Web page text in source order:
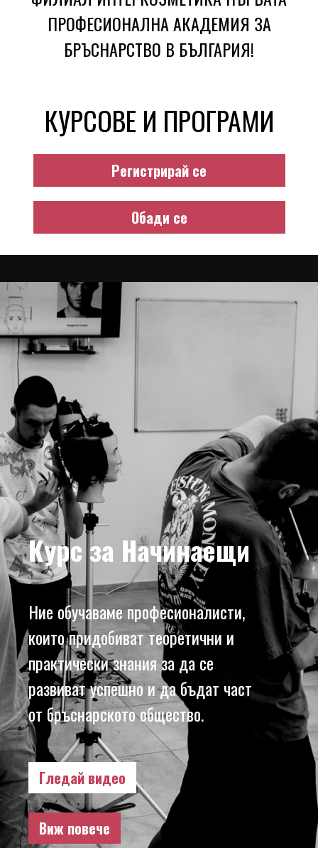
ПРОФЕСИОНАЛНА АКАДЕМИЯ ЗА
БРЪСНАРСТВО В БЪЛГАРИЯ!
КУРСОВЕ И ПРОГРАМИ
Обади се
Курс за Начинаещи
Ние обучаваме професионалисти,
които придобиват теоретични и
практически знания за да се
развиват успешно и да бъдат част
от бръснарското общество.
Гледай видео
Виж повече